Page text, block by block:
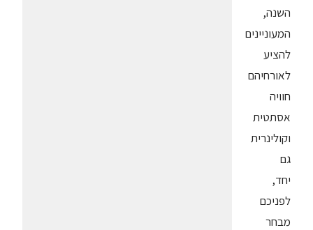
השנה,
המעוניינים
להציע
לאורחיהם
חוויה
אסתטית
וקולינרית
גם
יחד,
לפניכם
מבחר